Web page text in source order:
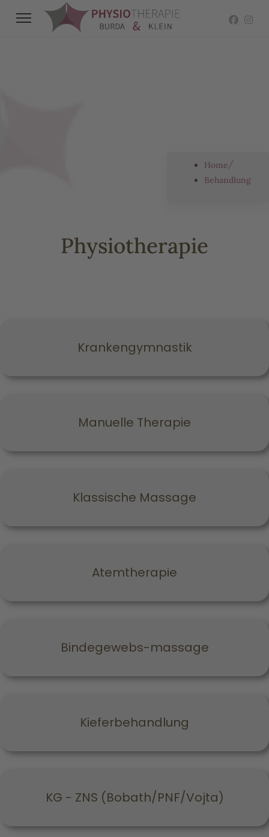
Home
Behandlung
Physiotherapie
Krankengymnastik
Manuelle Therapie
Klassische Massage
Atemtherapie
Bindegewebs-massage
Kieferbehandlung
KG - ZNS (Bobath/PNF/Vojta)